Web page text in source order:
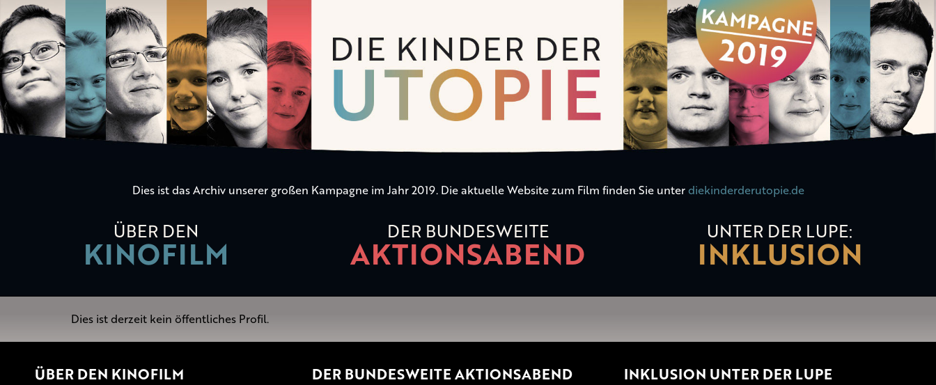
Die
Kinder
der
Utopie
Dies ist das Archiv unserer großen Kampagne im Jahr 2019. Die aktuelle Website zum Film finden Sie unter diekinderderutopie.de
ÜBER DEN
KINOFILM
DER BUNDESWEITE
AKTIONSABEND
UNTER DER LUPE:
INKLUSION
Dies ist derzeit kein öffentliches Profil.
ÜBER DEN KINOFILM DER BUNDESWEITE AKTIONSABEND INKLUSION UNTER DER LUPE